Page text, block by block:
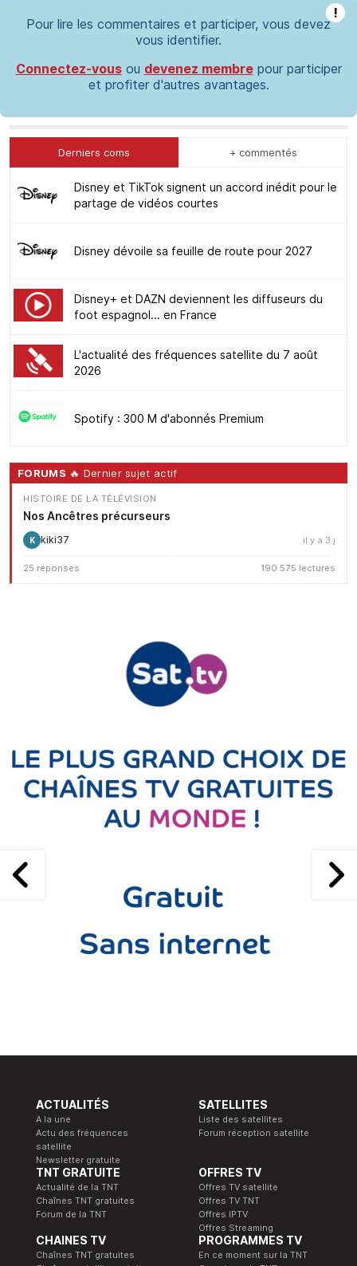
!
Pour lire les commentaires et participer, vous devez
vous identifier.
Connectez-vousou devenez membrepour participer
et profiter d'autres avantages.
Derniers coms + commentés
Disney et TikTok signent un accord inédit pour le
partage de vidéos courtes
Disney dévoile sa feuille de route pour 2027
Disney+ et DAZN deviennent les diffuseurs du
foot espagnol... en France
L'actualité des fréquences satellite du 7 août
2026
Spotify : 300 M d'abonnés Premium
FORUMS 🔥 Dernier sujet actif
HISTOIRE DE LA TÉLÉVISION
Nos Ancêtres précurseurs
K kiki37 il y a 3 j
25 réponses 190 575 lectures
ACTUALITÉS
A la une
Actu des fréquences
satellite
Newsletter gratuite
SATELLITES
Liste des satellites
Forum réception satellite
TNT GRATUITE
Actualité de la TNT
Chaînes TNT gratuites
Forum de la TNT
OFFRES TV
Offres TV satellite
Offres TV TNT
Offres IPTV
Offres Streaming
CHAINES TV
Chaînes TNT gratuites
PROGRAMMES TV
En ce moment sur la TNT